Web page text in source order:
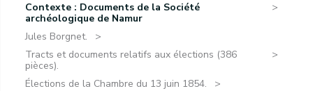
Contexte : Documents de la Société
archéologique de Namur
Jules Borgnet.
Tracts et documents relatifs aux élections (386
pièces).
Élections de la Chambre du 13 juin 1854.